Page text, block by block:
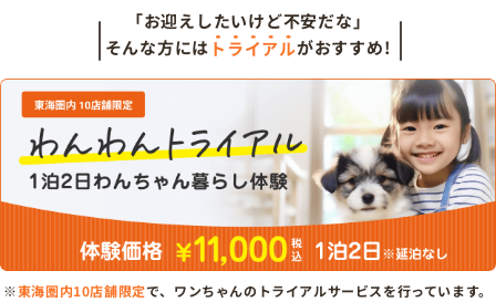
「お迎えしたいけど不安だな」
そんな方には トライアルがおすすめ!
※東海圏内10店舗限定で、ワンちゃんのトライアルサービスを行っています。